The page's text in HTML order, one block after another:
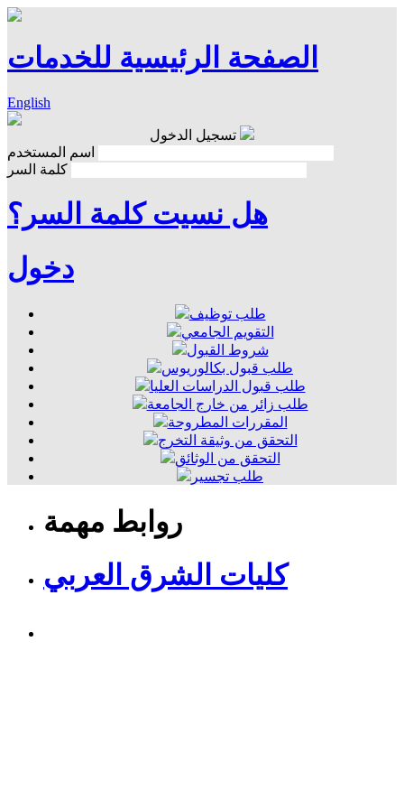
الصفحة الرئيسية للخدمات
English
تسجيل الدخول
اسم المستخدم
كلمة السر
هل نسيت كلمة السر؟
دخول
طلب توظيف
التقويم الجامعي
شروط القبول
طلب قبول بكالوريوس
طلب قبول الدراسات العليا
طلب زائر من خارج الجامعة
المقررات المطروحة
التحقق من وثيقة التخرج
التحقق من الوثائق
طلب تجسير
روابط مهمة
كليات الشرق العربي